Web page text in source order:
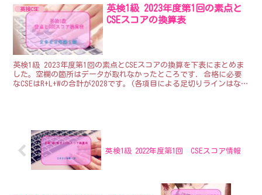
英検CSE
英検1級 2023年度第1回の素点と
CSEスコアの換算表
英検1級 2023年度第1回の素点とCSEスコアの換算を下表にまとめま
した。空欄の箇所はデータが取れなかったところです. 合格に必要
なCSEはR+L+Wの合計が2028です。(各項目による足切りラインはない
英検1級 2022年度第1回 CSEスコア情報